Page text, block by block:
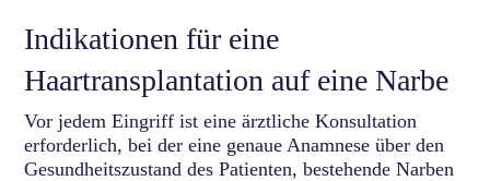
Indikationen für eine
Haartransplantation auf eine Narbe
Vor jedem Eingriff ist eine ärztliche Konsultation
erforderlich, bei der eine genaue Anamnese über den
Gesundheitszustand des Patienten, bestehende Narben